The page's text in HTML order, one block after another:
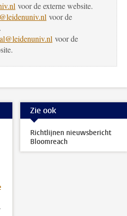
voor de externe website.
voor de
voor de
Zie ook
Richtlijnen nieuwsbericht
Bloomreach